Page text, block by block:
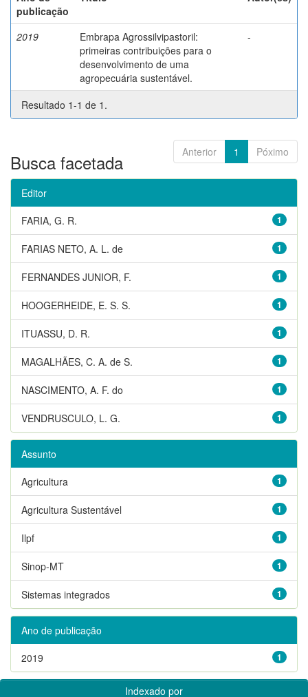
publicação
2019
Embrapa Agrossilvipastoril:
primeiras contribuições para o
desenvolvimento de uma
agropecuária sustentável.
-
Resultado 1-1 de 1.
Anterior 1 Póximo
Busca facetada
Editor
1
FARIA, G. R.
1
FARIAS NETO, A. L. de
1
FERNANDES JUNIOR, F.
1
HOOGERHEIDE, E. S. S.
1
ITUASSU, D. R.
1
MAGALHÃES, C. A. de S.
1
NASCIMENTO, A. F. do
1
VENDRUSCULO, L. G.
Assunto
1
Agricultura
1
Agricultura Sustentável
1
Ilpf
1
Sinop-MT
1
Sistemas integrados
Ano de publicação
1
2019
Indexado por